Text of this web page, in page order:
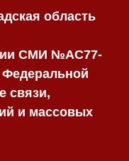
область
СМИ №AC77-
Федеральной
связи,
и массовых